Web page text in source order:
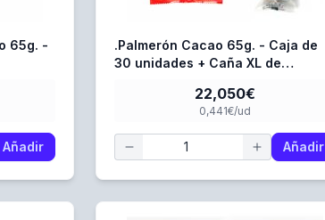
65g. -
Añadir
.Palmerón Cacao 65g. - Caja de
30 unidades + Caña XL de
22,050€
0,441€/ud
Añadir